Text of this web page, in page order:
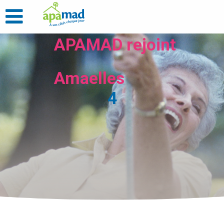
APAMAD rejoint
Amaelles
4